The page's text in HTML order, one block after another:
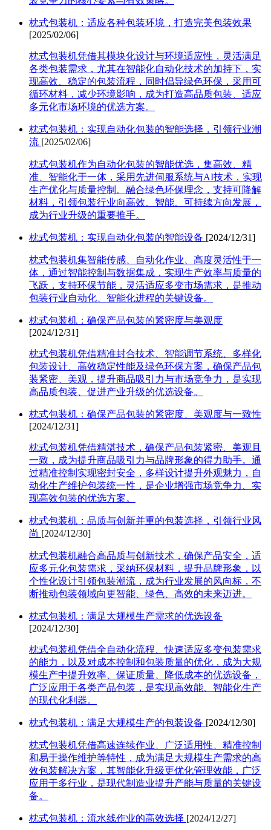
枕式包装机：适应各种包装环境，打造完美包装效果
[2025/02/06]
枕式包装机凭借其模块化设计与环境适应性，灵活满足
各类包装需求，尤其在智能化自动化技术的加持下，实
现高效、稳定的包装流程，同时倡导绿色环保，采用可
循环材料，减少环境影响，成为打造高品质包装、适应
多元化市场环境的优选方案。
枕式包装机：实现自动化包装的智能选择，引领行业潮
流 [2025/02/06]
枕式包装机作为自动化包装的智能优选，集高效、精
准、智能化于一体，采用先进伺服系统与AI技术，实现
生产优化与质量控制。融合绿色环保理念，支持可降解
材料，引领包装行业向高效、智能、可持续方向发展，
成为行业升级的重要推手。
枕式包装机：实现自动化包装的智能设备 [2024/12/31]
枕式包装机集智能传感、自动化作业、高度灵活性于一
体，通过智能控制与数据集成，实现生产效率与质量的
飞跃，支持环保节能，灵活适应多变市场需求，是推动
包装行业自动化、智能化进程的关键设备。
枕式包装机：确保产品包装的紧密度与美观度
[2024/12/31]
枕式包装机凭借精准封合技术、智能调节系统、多样化
包装设计、高效稳定性能及绿色环保方案，确保产品包
装紧密、美观，提升商品吸引力与市场竞争力，是实现
高品质包装、促进产业升级的优选设备。
枕式包装机：确保产品包装的紧密度、美观度与一致性
[2024/12/31]
枕式包装机凭借精湛技术，确保产品包装紧密、美观且
一致，成为提升商品吸引力与品牌形象的得力助手。通
过精准控制实现密封安全，多样设计提升外观魅力，自
动化生产维护包装统一性，是企业增强市场竞争力、实
现高效包装的优选方案。
枕式包装机：品质与创新并重的包装选择，引领行业风
尚 [2024/12/30]
枕式包装机融合高品质与创新技术，确保产品安全，适
应多元化包装需求，采纳环保材料，提升品牌形象，以
个性化设计引领包装潮流，成为行业发展的风向标，不
断推动包装领域向更智能、绿色、高效的未来迈进。
枕式包装机：满足大规模生产需求的优选设备
[2024/12/30]
枕式包装机凭借全自动化流程、快速适应多变包装需求
的能力，以及对成本控制和包装质量的优化，成为大规
模生产中提升效率、保证质量、降低成本的优选设备，
广泛应用于各类产品包装，是实现高效能、智能化生产
的现代化利器。
枕式包装机：满足大规模生产的包装设备 [2024/12/30]
枕式包装机凭借高速连续作业、广泛适用性、精准控制
和易于操作维护等特性，成为满足大规模生产需求的高
效包装解决方案，其智能化升级更优化管理效能，广泛
应用于多行业，是现代制造业提升产能与质量的关键设
备。
枕式包装机：流水线作业的高效选择 [2024/12/27]